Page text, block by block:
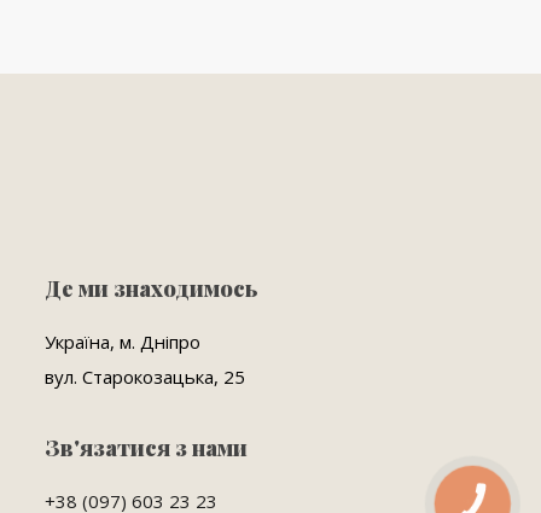
Де ми знаходимось
Україна, м. Дніпро
вул. Старокозацька, 25
Зв'язатися з нами
+38 (097) 603 23 23
КНОПКА
ЗВ'ЯЗКУ